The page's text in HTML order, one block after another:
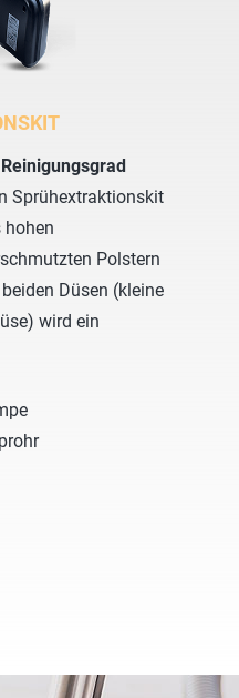
Sprühextraktionskit
hohen
Polstern
Düsen (kleine
wird ein